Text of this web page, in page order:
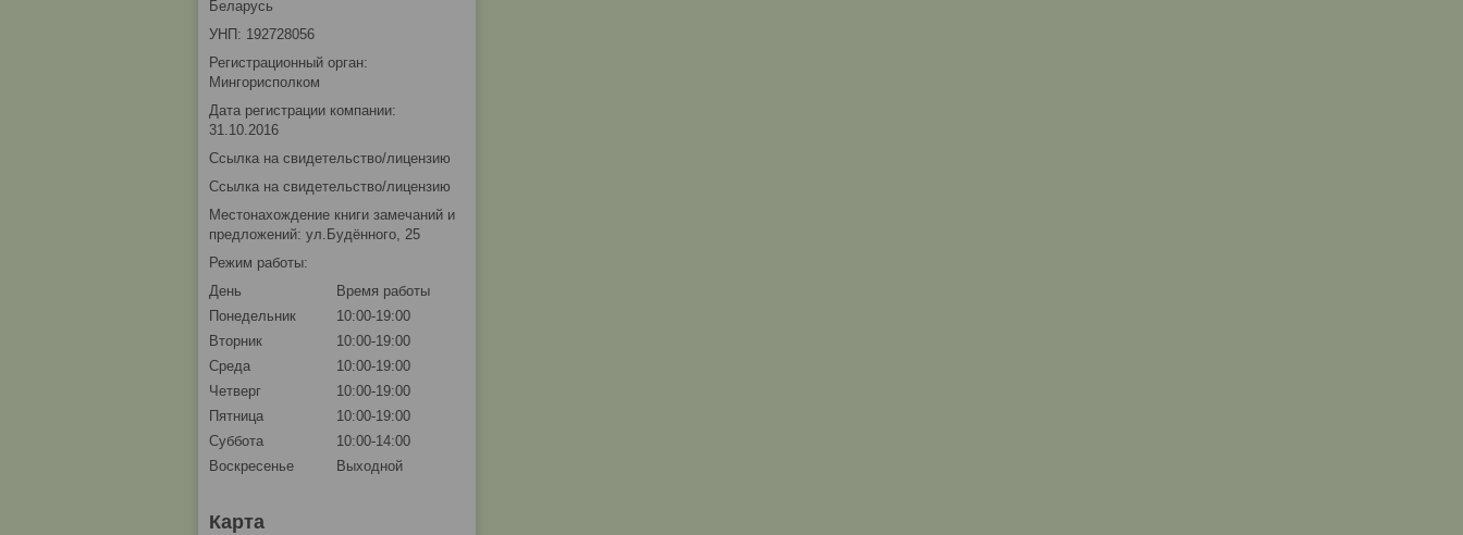
Беларусь
УНП: 192728056
Регистрационный орган:
Мингорисполком
Дата регистрации компании:
31.10.2016
Ссылка на свидетельство/лицензию
Ссылка на свидетельство/лицензию
Местонахождение книги замечаний и
предложений: ул.Будённого, 25
Режим работы:
День
Время работы
Понедельник
10:00-19:00
Вторник
10:00-19:00
Среда
10:00-19:00
Четверг
10:00-19:00
Пятница
10:00-19:00
Суббота
10:00-14:00
Воскресенье
Выходной
Карта